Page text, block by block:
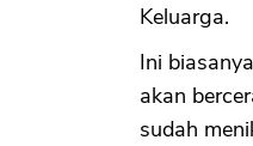
Keluarga.
Ini
akan
sudah